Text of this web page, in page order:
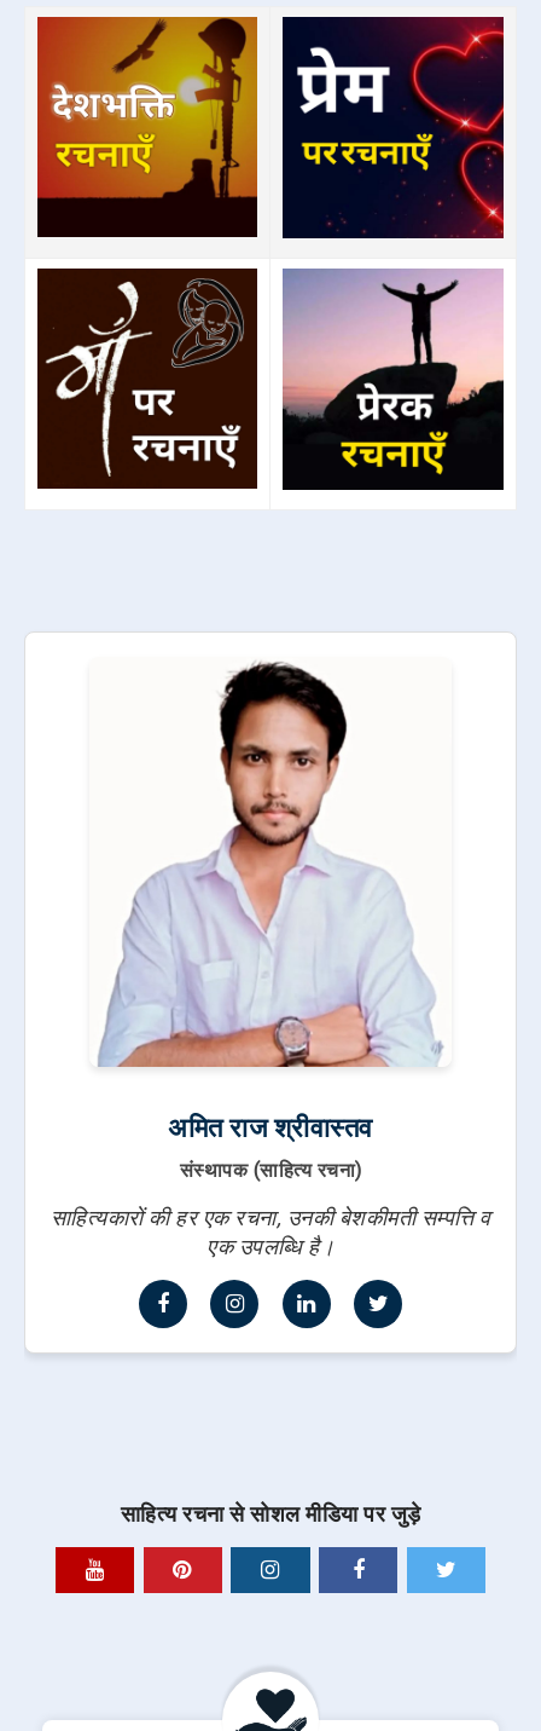
अमित राज श्रीवास्तव
संस्थापक (साहित्य रचना)
साहित्यकारों की हर एक रचना, उनकी बेशकीमती सम्पत्ति व
एक उपलब्धि है।
साहित्य रचना से सोशल मीडिया पर जुड़े